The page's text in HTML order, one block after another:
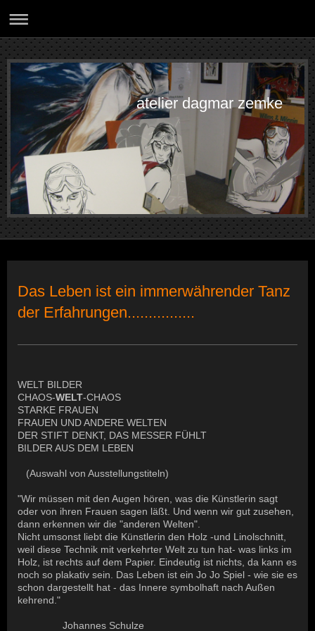
atelier dagmar zemke
Das Leben ist ein immerwährender Tanz
der Erfahrungen................
WELT BILDER
CHAOS-WELT-CHAOS
STARKE FRAUEN
FRAUEN UND ANDERE WELTEN
DER STIFT DENKT, DAS MESSER FÜHLT
BILDER AUS DEM LEBEN
(Auswahl von Ausstellungstiteln)
"Wir müssen mit den Augen hören, was die Künstlerin sagt
oder von ihren Frauen sagen läßt. Und wenn wir gut zusehen,
dann erkennen wir die "anderen Welten".
Nicht umsonst liebt die Künstlerin den Holz -und Linolschnitt,
weil diese Technik mit verkehrter Welt zu tun hat- was links im
Holz, ist rechts auf dem Papier. Eindeutig ist nichts, da kann es
noch so plakativ sein. Das Leben ist ein Jo Jo Spiel - wie sie es
schon dargestellt hat - das Innere symbolhaft nach Außen
kehrend."
Johannes Schulze